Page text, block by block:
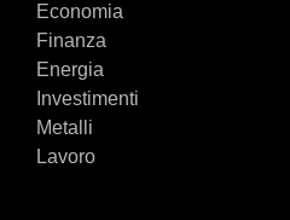
Economia
Finanza
Energia
Investimenti
Metalli
Lavoro